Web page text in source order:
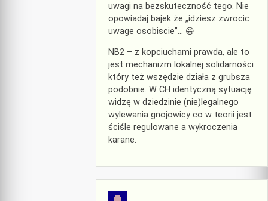
uwagi na bezskuteczność tego. Nie
opowiadaj bajek że „idziesz zwrocic
uwage osobiscie”… 😀
NB2 – z kopciuchami prawda, ale to
jest mechanizm lokalnej solidarności
który też wszędzie działa z grubsza
podobnie. W CH identyczną sytuację
widzę w dziedzinie (nie)legalnego
wylewania gnojowicy co w teorii jest
ściśle regulowane a wykroczenia
karane.